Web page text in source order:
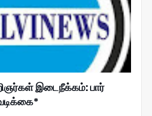
இடைநீக்கம்: பார்